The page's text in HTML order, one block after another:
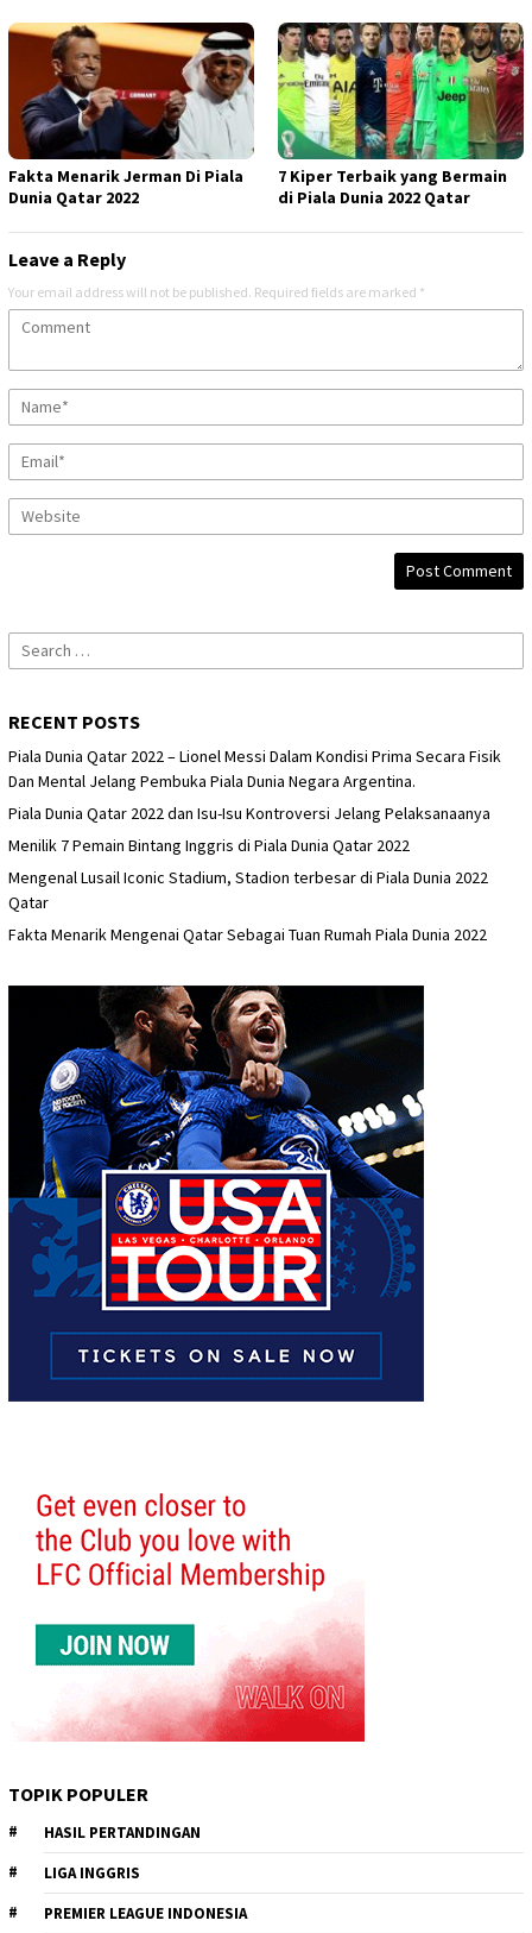
Fakta Menarik Jerman Di Piala
Dunia Qatar 2022
7 Kiper Terbaik yang Bermain
di Piala Dunia 2022 Qatar
Leave a Reply
Your email address will not be published. Required fields are marked *
Search
for:
RECENT POSTS
Piala Dunia Qatar 2022 – Lionel Messi Dalam Kondisi Prima Secara Fisik
Dan Mental Jelang Pembuka Piala Dunia Negara Argentina.
Piala Dunia Qatar 2022 dan Isu-Isu Kontroversi Jelang Pelaksanaanya
Menilik 7 Pemain Bintang Inggris di Piala Dunia Qatar 2022
Mengenal Lusail Iconic Stadium, Stadion terbesar di Piala Dunia 2022
Qatar
Fakta Menarik Mengenai Qatar Sebagai Tuan Rumah Piala Dunia 2022
TOPIK POPULER
HASIL PERTANDINGAN
LIGA INGGRIS
PREMIER LEAGUE INDONESIA